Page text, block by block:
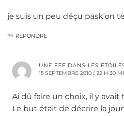
je suis un peu déçu pask’on
RÉPONDRE
UNE FEE DANS LES
15 SEPTEMBRE 2010 / 22 H 30
Ai dû faire un choix, il y
Le but était de décrire la